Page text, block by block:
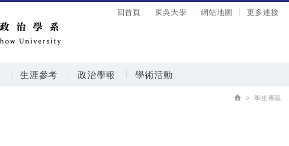
回首頁 東吳大學 網站地圖 更多連接
生涯參考 政治學報 學術活動
學生專區